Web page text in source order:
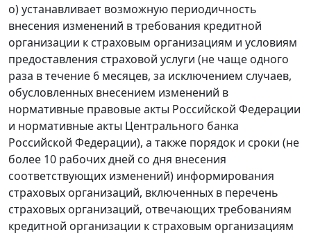
о) устанавливает возможную периодичность
внесения изменений в требования кредитной
организации к страховым организациям и условиям
предоставления страховой услуги (не чаще одного
раза в течение 6 месяцев, за исключением случаев,
обусловленных внесением изменений в
нормативные правовые акты Российской Федерации
и нормативные акты Центрального банка
Российской Федерации), а также порядок и сроки (не
более 10 рабочих дней со дня внесения
соответствующих изменений) информирования
страховых организаций, включенных в перечень
страховых организаций, отвечающих требованиям
кредитной организации к страховым организациям